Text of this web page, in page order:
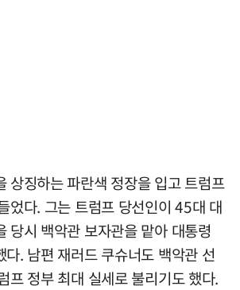
상징하는 파란색 정장을 입고 트럼프
었다. 그는 트럼프 당선인이 45대 대
당시 백악관 보자관을 맡아 대통령
다. 남편 재러드 쿠슈너도 백악관 선
프 정부 최대 실세로 불리기도 했다.